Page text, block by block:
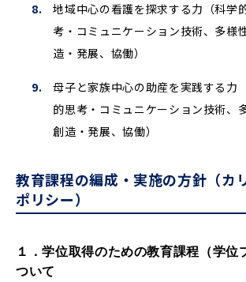
地域中心の看護を探求する力（科学
考・コミュニケーション技術、多様
造・発展、協働）
母子と家族中心の助産を実践する力
的思考・コミュニケーション技術、
創造・発展、協働）
教育課程の編成・実施の方針（カ
ポリシー）
１．学位取得のための教育課程（学位
ついて